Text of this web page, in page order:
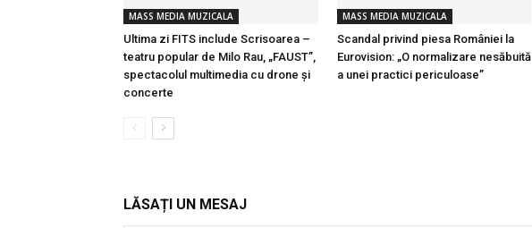
MASS MEDIA MUZICALA
Ultima zi FITS include Scrisoarea –
teatru popular de Milo Rau, „FAUST”,
spectacolul multimedia cu drone și
concerte
MASS MEDIA MUZICALA
Scandal privind piesa României la
Eurovision: „O normalizare nesăbuită
a unei practici periculoase”
LĂSAȚI UN MESAJ